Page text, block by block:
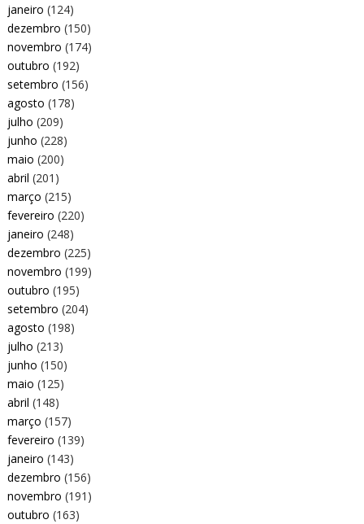
janeiro (124)
dezembro (150)
novembro (174)
outubro (192)
setembro (156)
agosto (178)
julho (209)
junho (228)
maio (200)
abril (201)
março (215)
fevereiro (220)
janeiro (248)
dezembro (225)
novembro (199)
outubro (195)
setembro (204)
agosto (198)
julho (213)
junho (150)
maio (125)
abril (148)
março (157)
fevereiro (139)
janeiro (143)
dezembro (156)
novembro (191)
outubro (163)